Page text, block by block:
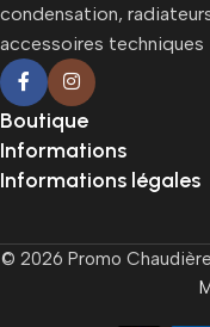
condensation,
accessoires techniques
Boutique
Informations
Informations légales
© 2026 Promo